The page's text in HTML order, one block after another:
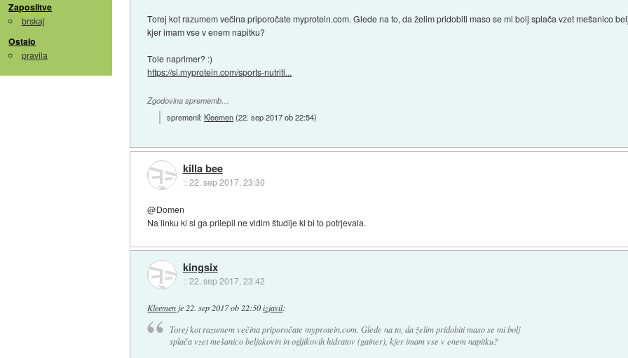
Zaposlitve
brskaj
Ostalo
pravila
Torej kot razumem večina priporočate myprotein.com. Glede na to, da želim pridobiti maso se mi bolj splača vzet mešanico
kjer imam vse v enem napitku?
Tole naprimer? :)
https://si.myprotein.com/sports-nutriti...
Zgodovina sprememb…
spremenil:Kleemen(22. sep 2017 ob 22:54)
killa bee
::22. sep 2017, 23:30
@Domen
Na linku ki si ga prilepil ne vidim študije ki bi to potrjevala.
kingsix
::22. sep 2017, 23:42
Kleemen je 22. sep 2017 ob 22:50 izjavil:
Torej kot razumem večina priporočate myprotein.com. Glede na to, da želim pridobiti maso se mi bolj
splača vzet mešanico beljakovin in ogljikovih hidratov (gainer), kjer imam vse v enem napitku?